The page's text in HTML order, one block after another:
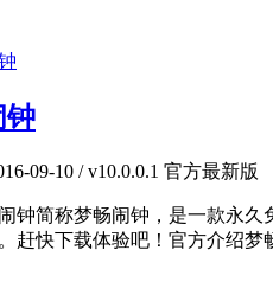
钟
09-10 / v10.0.0.1 官方最新版
钟简称梦畅闹钟，是一款永
赶快下载体验吧！官方介绍梦